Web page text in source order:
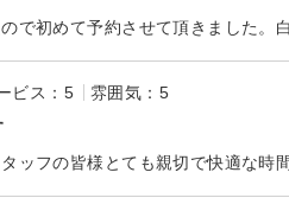
ビス：5 雰囲気：5
ッフの皆様とても親切で快適な時